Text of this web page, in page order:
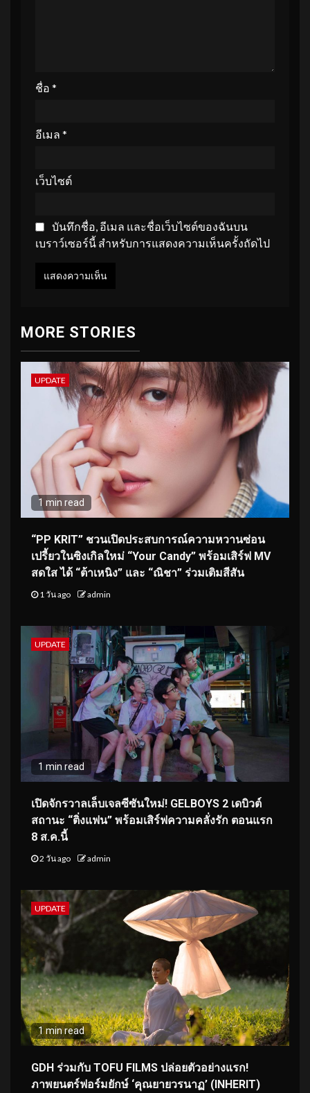
ชื่อ *
อีเมล *
เว็บไซต์
บันทึกชื่อ, อีเมล และชื่อเว็บไซต์ของฉันบน
เบราว์เซอร์นี้ สำหรับการแสดงความเห็นครั้งถัดไป
MORE STORIES
UPDATE
1 min read
“PP KRIT” ชวนเปิดประสบการณ์ความหวานซ่อน
เปรี้ยวในซิงเกิลใหม่ “Your Candy” พร้อมเสิร์ฟ MV
สดใส ได้ “ต้าเหนิง” และ “ณิชา” ร่วมเติมสีสัน
1 วัน ago admin
UPDATE
1 min read
เปิดจักรวาลเล็บเจลซีซันใหม่! GELBOYS 2 เดบิวต์
สถานะ “ติ่งแฟน” พร้อมเสิร์ฟความคลั่งรัก ตอนแรก
8 ส.ค.นี้
2 วัน ago admin
UPDATE
1 min read
GDH ร่วมกับ TOFU FILMS ปล่อยตัวอย่างแรก!
ภาพยนตร์ฟอร์มยักษ์ ‘คุณยายวรนาฏ’ (INHERIT)